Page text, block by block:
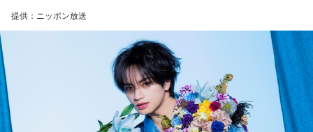
――オールスターゲームの前に1軍へ復帰しました。ここまで
2試合に登板してみていかがですか？
山田「自分の持ち味が出せて抑えられることができたので、
そこは1番よかったのかなと思います。試合で投げる、野球が
できる感謝というのも再び感じることができましたし、野球
身体作りができたと思うので、結果を出さないといけないと
ころで出せたというのはよかったと思います」
――2月の南郷キャンプ終盤で右肘痛が発覚した時の心境を教
山田「痛かったですし、手術のタイミングはすごく悩んだの
ですが、3月9日に手術をさせていただいた。痛いままプレー
提供：ニッポン放送